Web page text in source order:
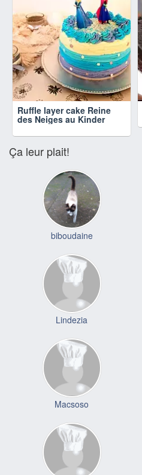
Ruffle layer cake Reine
des Neiges au Kinder
Ça leur plait!
biboudaine
Lindezia
Macsoso